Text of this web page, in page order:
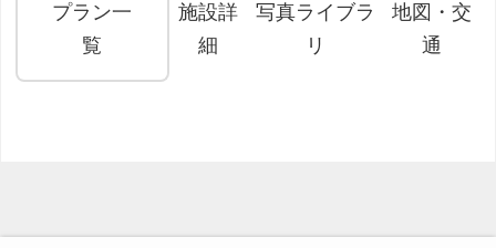
プラン一
覧
施設詳
細
写真ライブラ
リ
地図・交
通